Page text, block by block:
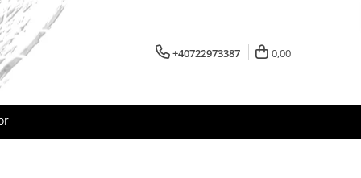
+40722973387 0,00